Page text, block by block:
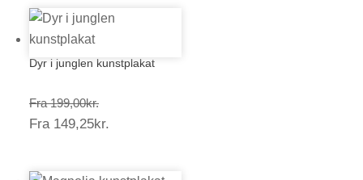
Dyr i junglen kunstplakat
Fra 199,00kr.Prisinterval:
199,00kr.
Fra 149,25kr.